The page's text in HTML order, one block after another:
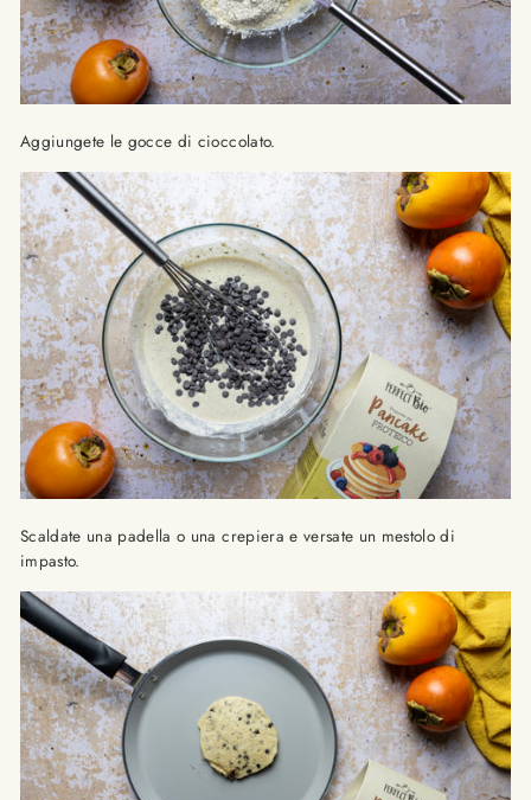
Aggiungete le gocce di cioccolato.
Scaldate una padella o una crepiera e versate un mestolo di
impasto.